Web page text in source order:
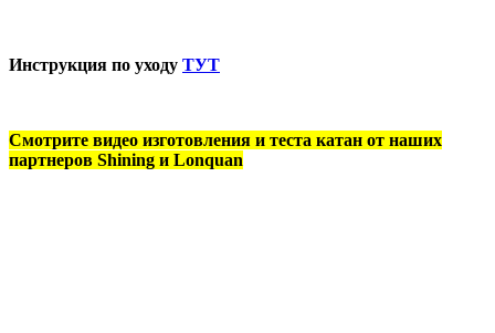
Инструкция по уходу ТУТ
Смотрите видео изготовления и теста катан от наших
партнеров Shining и Lonquan